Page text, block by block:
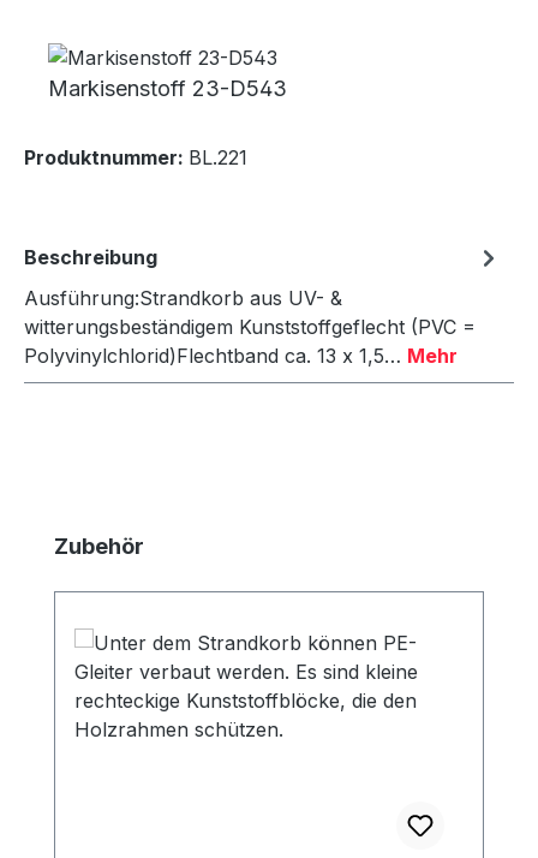
Markisenstoff 23-D543
Produktnummer: BL.221
Beschreibung
Ausführung:Strandkorb aus UV- &
witterungsbeständigem Kunststoffgeflecht (PVC =
Polyvinylchlorid)Flechtband ca. 13 x 1,5… Mehr
Produktgalerie überspringen
Zubehör